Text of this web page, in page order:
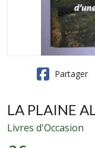
Partager
LA PLAINE
Livres d'Occasion